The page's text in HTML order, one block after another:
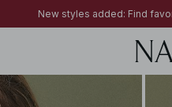
FINAL
FINAL
New styles added: Find